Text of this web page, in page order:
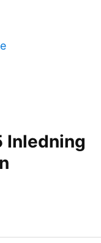
Inledning